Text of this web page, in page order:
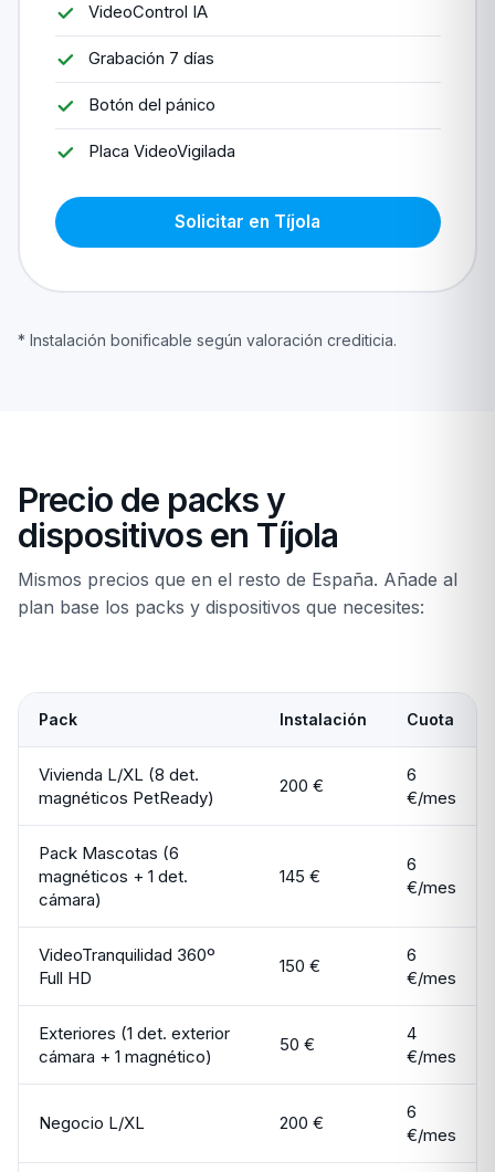
VideoControl IA
Grabación 7 días
Botón del pánico
Placa VideoVigilada
Solicitar en Tíjola
* Instalación bonificable según valoración crediticia.
Precio de packs y
dispositivos en Tíjola
Mismos precios que en el resto de España. Añade al
plan base los packs y dispositivos que necesites:
Pack Instalación Cuota
Vivienda L/XL (8 det.
magnéticos PetReady)
200 €
6
€/mes
Pack Mascotas (6
magnéticos + 1 det.
cámara)
145 €
6
€/mes
VideoTranquilidad 360º
Full HD
150 €
6
€/mes
Exteriores (1 det. exterior
cámara + 1 magnético)
50 €
4
€/mes
Negocio L/XL 200 €
6
€/mes